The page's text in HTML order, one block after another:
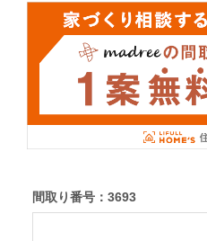
間取り番号：3693